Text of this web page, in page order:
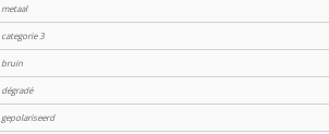
metaal
categorie 3
bruin
dégradé
gepolariseerd